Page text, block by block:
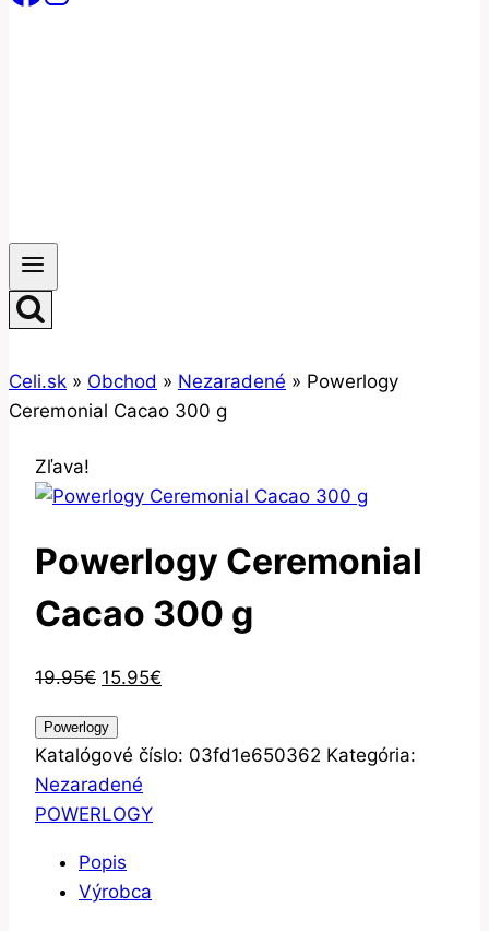
Celi.sk » Obchod » Nezaradené » Powerlogy
Ceremonial Cacao 300 g
Zľava!
Powerlogy Ceremonial
Cacao 300 g
19.95€ Pôvodná
bola:
19.95€.
15.95€
15.95€.
Powerlogy
Katalógové číslo: 03fd1e650362 Kategória:
Nezaradené
POWERLOGY
Popis
Výrobca